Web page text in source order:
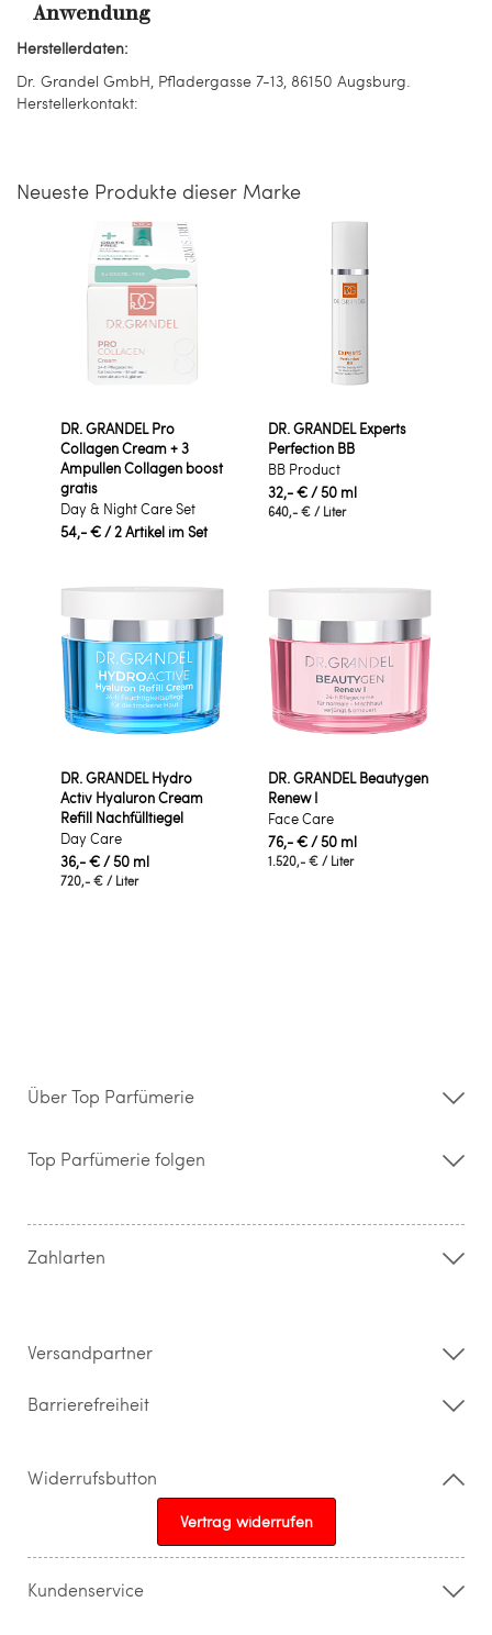
Anwendung
Herstellerdaten:
Dr. Grandel GmbH, Pfladergasse 7-13, 86150 Augsburg.
Herstellerkontakt:
Neueste Produkte dieser Marke
DR. GRANDEL Pro
Collagen Cream + 3
Ampullen Collagen boost
gratis
Day & Night Care Set
54,- €/ 2 Artikel im Set
DR. GRANDEL Experts
Perfection BB
BB Product
32,- €/ 50 ml
640,- € / Liter
DR. GRANDEL Hydro
Activ Hyaluron Cream
Refill Nachfülltiegel
Day Care
36,- €/ 50 ml
720,- € / Liter
DR. GRANDEL Beautygen
Renew I
Face Care
76,- €/ 50 ml
1.520,- € / Liter
Über Top Parfümerie
Storefinder
Kontakt
Widerrufsrecht & Rückgabebedingungen
Top Parfümerie folgen
Zahlarten
Versandpartner
Barrierefreiheit
Widerrufsbutton
Vertrag widerrufen
Kundenservice